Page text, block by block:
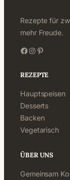
Rezepte für
mehr Freude.
Facebook Instagram Pinterest
REZEPTE
Hauptspeisen
Desserts
Backen
Vegetarisch
ÜBER UNS
Gemeinsam